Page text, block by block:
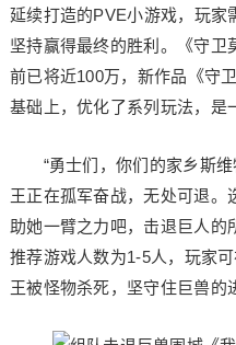
延续打造的PVE小游戏，玩家
坚持赢得最终的胜利。《守卫
前已将近100万，新作品《守
基础上，优化了系列玩法，是
“勇士们，你们的家乡斯维
王正在孤军奋战，无处可退。
助她一臂之力吧，击退巨人的
推荐游戏人数为1-5人，玩家
王被怪物杀死，坚守住巨兽的